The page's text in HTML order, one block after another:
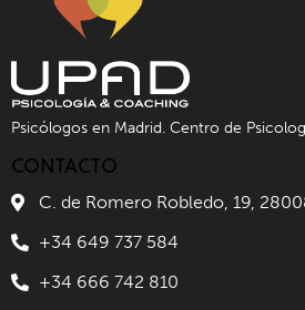
Psicólogos en Madrid. Centro de
CONTACTO
C. de Romero Robledo, 19,
+34 649 737 584
+34 666 742 810